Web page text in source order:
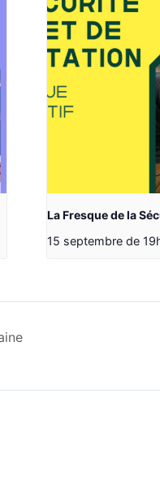
La Fresque de la
15 septembre de